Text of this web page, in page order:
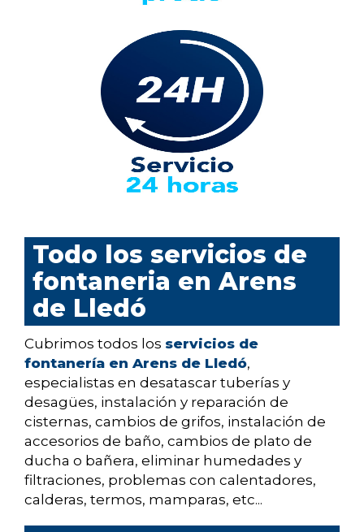
Todo los servicios de
fontaneria en Arens
de Lledó
Cubrimos todos los servicios de
fontanería en Arens de Lledó,
especialistas en desatascar tuberías y
desagües, instalación y reparación de
cisternas, cambios de grifos, instalación de
accesorios de baño, cambios de plato de
ducha o bañera, eliminar humedades y
filtraciones, problemas con calentadores,
calderas, termos, mamparas, etc...